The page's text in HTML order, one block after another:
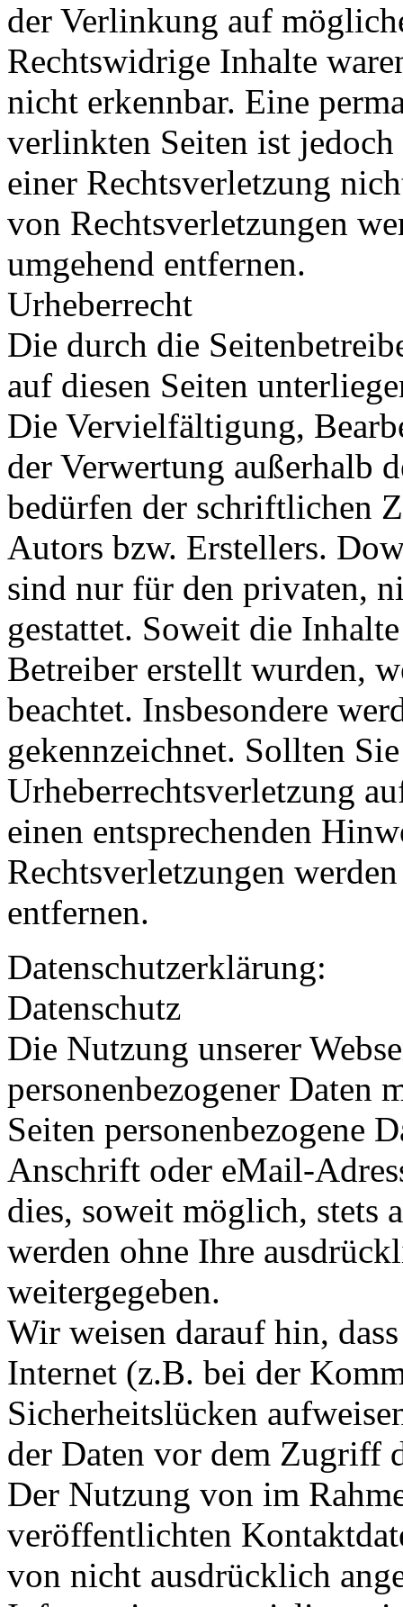
der Verlinkung auf
Rechtswidrige Inhalte
nicht erkennbar. Eine
verlinkten Seiten ist
einer Rechtsverletzung
von Rechtsverletzungen
umgehend entfernen.
Urheberrecht
Die durch die
auf diesen Seiten
Die Vervielfältigung,
der Verwertung außerhalb
bedürfen der schriftlichen
Autors bzw. Erstellers.
sind nur für den privaten,
gestattet. Soweit die
Betreiber erstellt wurden,
beachtet. Insbesondere
gekennzeichnet. Sollten
Urheberrechtsverletzung
einen entsprechenden
Rechtsverletzungen
entfernen.
Datenschutzerklärung:
Datenschutz
Die Nutzung unserer
personenbezogener Daten
Seiten personenbezogene
Anschrift oder eMail-
dies, soweit möglich, stets
werden ohne Ihre
weitergegeben.
Wir weisen darauf hin,
Internet (z.B. bei der
Sicherheitslücken
der Daten vor dem Zugriff
Der Nutzung von im
veröffentlichten
von nicht ausdrücklich